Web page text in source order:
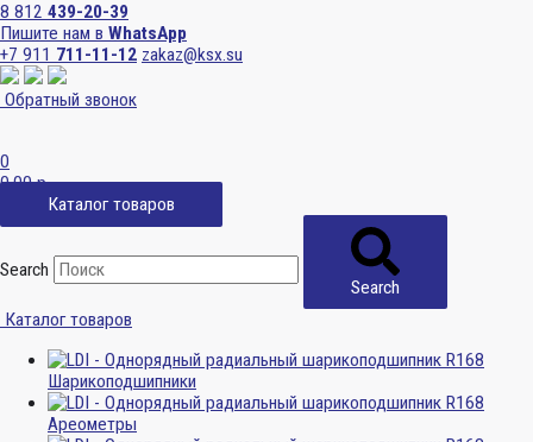
8 812 439-20-39
Пишите нам в WhatsApp
+7 911 711-11-12 zakaz@ksx.su
Обратный звонок
0
0,00р.
Каталог товаров
Search
Search
Каталог товаров
Шарикоподшипники
Ареометры